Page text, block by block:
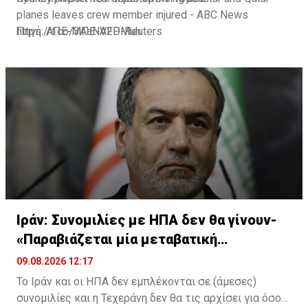
planes leaves crew member injured - ABC News
https://t.co/3AaNV2DMuh
Πηγή: ΑΠΕ-ΜΠΕ-AFP-Reuters
Ιράν: Συνομιλίες με ΗΠΑ δεν θα γίνουν-
«Παραβιάζεται μία μεταβατική
συμφωνία»
09.08.2026 12:17
Το Ιράν και οι ΗΠΑ δεν εμπλέκονται σε (άμεσες)
συνομιλίες και η Τεχεράνη δεν θα τις αρχίσει για όσο